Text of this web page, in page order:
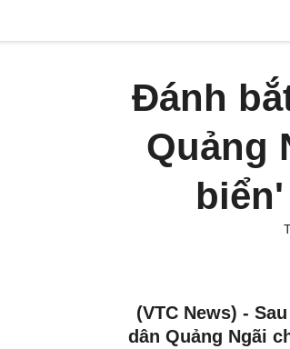
Đánh
Quảng
(VTC News) -
dân Quảng Ngãi